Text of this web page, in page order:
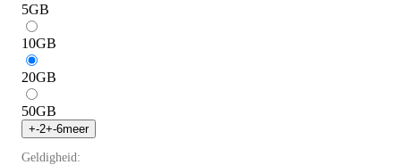
5GB
10GB
20GB
50GB
+-2+-6meer
Geldigheid: